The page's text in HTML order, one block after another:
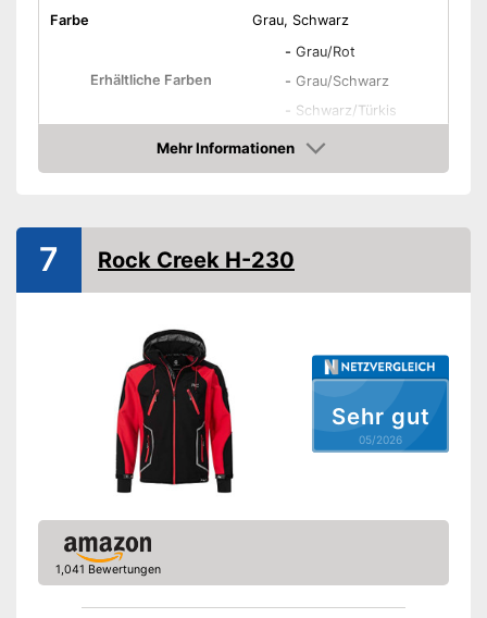
Farbe Grau, Schwarz
Erhältliche Farben
- Grau/Rot
- Grau/Schwarz
- Schwarz/Türkis
Erhältliche Größen
S - 3XL
Material
Polyester
Wasserabweisend
Wärmeisolation
Seitentaschen
Brusttasche
Reißverschluss-Taschen
Zusätzlicher Stauraum in den
Mehr Informationen
Amazon
Sehr gut
05/2026
7 Rock Creek H-230
1,041 Bewertungen